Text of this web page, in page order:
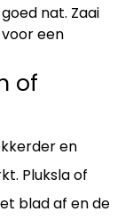
nat. Zaai
een
of
en
Pluksla of
blad af en de